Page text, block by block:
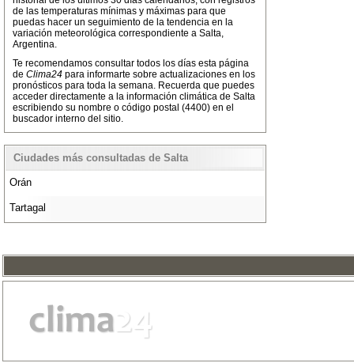
de las temperaturas mínimas y máximas para que
puedas hacer un seguimiento de la tendencia en la
variación meteorológica correspondiente a Salta,
Argentina.
Te recomendamos consultar todos los días esta página
de Clima24 para informarte sobre actualizaciones en los
pronósticos para toda la semana. Recuerda que puedes
acceder directamente a la información climática de Salta
escribiendo su nombre o código postal (4400) en el
buscador interno del sitio.
Ciudades más consultadas de Salta
Orán
Tartagal